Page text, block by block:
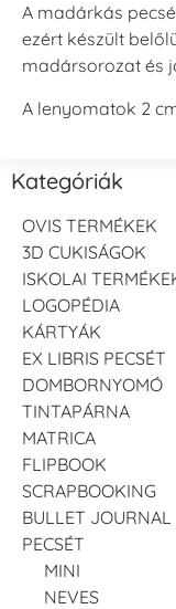
A madárkás
ezért készült
madársorozat és
A lenyomatok 2
Kategóriák
OVIS TERMÉKEK
3D CUKISÁGOK
ISKOLAI
LOGOPÉDIA
KÁRTYÁK
EX LIBRIS PECSÉT
DOMBORNYOMÓ
TINTAPÁRNA
MATRICA
FLIPBOOK
SCRAPBOOKING
BULLET JOURNAL
PECSÉT
MINI
NEVES